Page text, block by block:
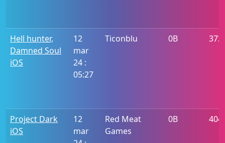
Hell hunter,
Damned Soul
iOS
12
mar
24 :
05:27
Ticonblu 0B 372
Project Dark
iOS
12
mar
Red Meat
Games
0B 404